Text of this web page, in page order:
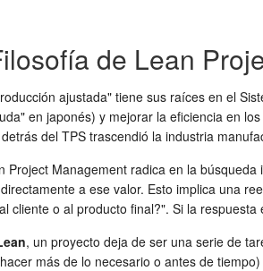
de Lean
ajustada" tiene sus raíces en el
en japonés) y mejorar la eficiencia en
del TPS trascendió la industria
Project Management radica en la
a ese valor. Esto implica una
cliente o al producto final?". Si la
, un proyecto deja de ser una serie de
más de lo necesario o antes de